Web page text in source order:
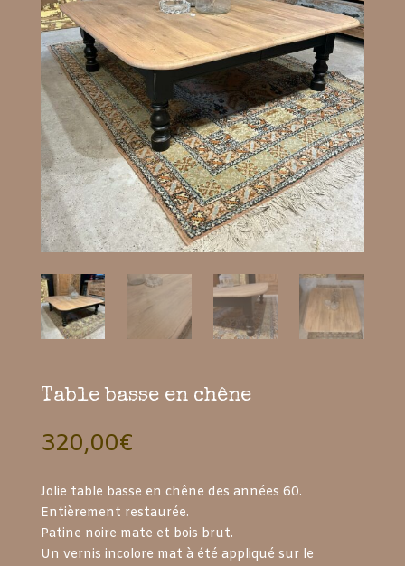
Table basse en chêne
320,00€
Jolie table basse en chêne des années 60.
Entièrement restaurée.
Patine noire mate et bois brut.
Un vernis incolore mat à été appliqué sur le